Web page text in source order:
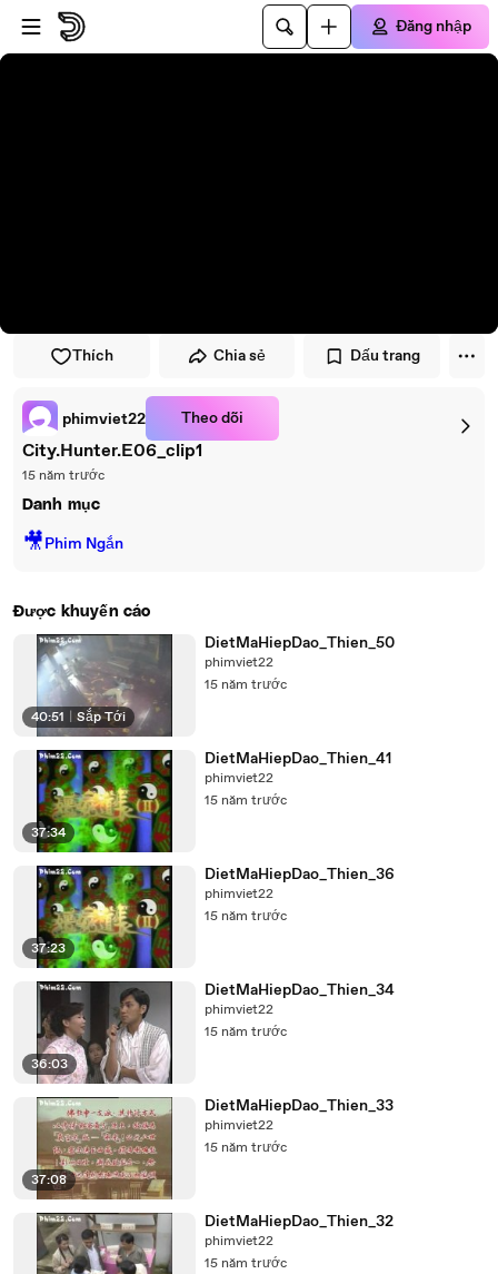
Đi đến trình phát
Đi đến nội dung chính
Đăng nhập
Thích Chia sẻ Dấu trang
phimviet22 Theo dõi
City.Hunter.E06_clip1
15 năm trước
Danh mục
🎥Phim Ngắn
Được khuyến cáo
40:51 Sắp Tới
DietMaHiepDao_Thien_50
phimviet22
15 năm trước
37:34
DietMaHiepDao_Thien_41
phimviet22
15 năm trước
37:23
DietMaHiepDao_Thien_36
phimviet22
15 năm trước
36:03
DietMaHiepDao_Thien_34
phimviet22
15 năm trước
37:08
DietMaHiepDao_Thien_33
phimviet22
15 năm trước
DietMaHiepDao_Thien_32
phimviet22
15 năm trước